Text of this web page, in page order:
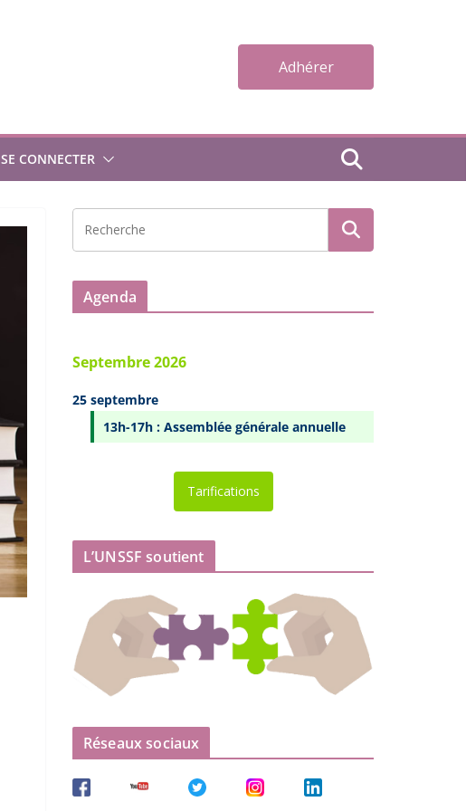
Adhérer
SE CONNECTER
Agenda
Septembre 2026
25 septembre
13h-17h : Assemblée générale annuelle
Tarifications
L’UNSSF soutient
Réseaux sociaux